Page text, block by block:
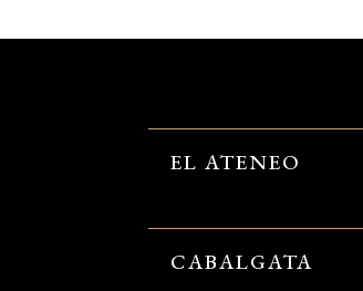
EL ATENEO
CABALGATA